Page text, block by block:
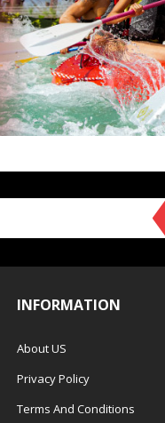
INFORMATION
About US
Privacy Policy
Terms And Conditions